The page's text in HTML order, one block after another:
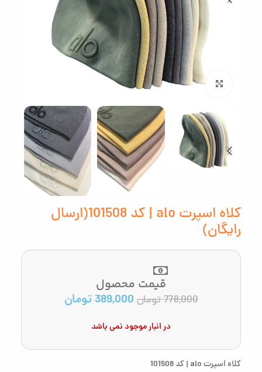
بزرگنمایی تصویر
کلاه اسپرت alo | کد 101508(ارسال
رایگان)
قیمت محصول
778,000تومان 389,000تومان
در انبار موجود نمی باشد
کلاه اسپرت alo | کد 101508